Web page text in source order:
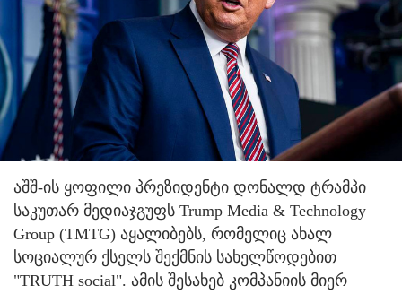
აშშ-ის ყოფილი პრეზიდენტი დონალდ ტრამპი
საკუთარ მედიაჯგუფს Trump Media & Technology
Group (TMTG) აყალიბებს, რომელიც ახალ
სოციალურ ქსელს შექმნის სახელწოდებით
"TRUTH social". ამის შესახებ კომპანიის მიერ